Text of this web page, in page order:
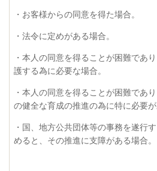
・お客様からの同意を得た場合。
・法令に定めがある場合。
・本人の同意を得ることが困難であ
護する為に必要な場合。
・本人の同意を得ることが困難であ
の健全な育成の推進の為に特に必要が
・国、地方公共団体等の事務を遂行
めると、その推進に支障がある場合。